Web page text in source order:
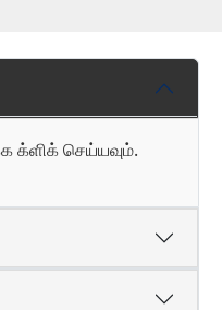
க்ளிக் செய்யவும்.